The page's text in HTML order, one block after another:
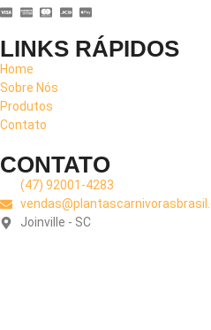
LINKS RÁPIDOS
Home
Sobre Nós
Produtos
Contato
CONTATO
(47) 92001-4283
Joinville - SC